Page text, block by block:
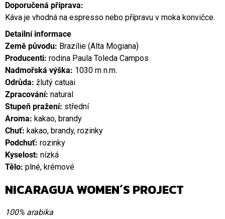
Doporučená příprava:
Káva je vhodná na espresso nebo přípravu v moka konvičce.
Detailní informace
Země původu: Brazílie (Alta Mogiana)
Producenti: rodina Paula Toleda Campos
Nadmořská výška: 1030 m n.m.
Odrůda: žlutý catuai
Zpracování: natural
Stupeň pražení: střední
Aroma: kakao, brandy
Chuť: kakao, brandy, rozinky
Podchuť: rozinky
Kyselost: nízká
Tělo: plné, krémové
NICARAGUA WOMEN´S PROJECT
100% arabika